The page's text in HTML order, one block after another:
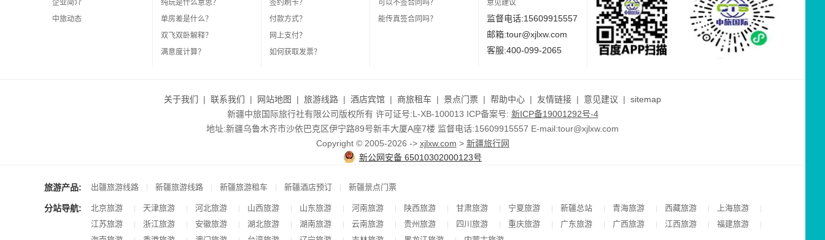
企业简介
中旅动态
纯玩是什么意思？
单房差是什么？
双飞双卧解释？
满意度计算？
签约刷卡？
付款方式？
网上支付？
如何获取发票？
可以不签合同吗？
能传真签合同吗？
意见建议
监督电话:15609915557
邮箱:tour@xjlxw.com
客服:400-099-2065
关于我们 | 联系我们 | 网站地图 | 旅游线路 | 酒店宾馆 | 商旅租车 | 景点门票 | 帮助中心 | 友情链接 | 意见建议 | sitemap
新疆中旅国际旅行社有限公司版权所有 许可证号:L-XB-100013 ICP备案号: 新ICP备19001292号-4
地址:新疆乌鲁木齐市沙依巴克区伊宁路89号新丰大厦A座7楼 监督电话:15609915557 E-mail:tour@xjlxw.com
Copyright © 2005-2026 -> xjlxw.com > 新疆旅行网
新公网安备 65010302000123号
旅游产品: 出疆旅游线路 | 新疆旅游线路 | 新疆旅游租车 | 新疆酒店预订 | 新疆景点门票
分站导航: 北京旅游 | 天津旅游 | 河北旅游 | 山西旅游 | 山东旅游 | 河南旅游 | 陕西旅游 | 甘肃旅游 | 宁夏旅游 | 新疆总站 | 青海旅游 | 西藏旅游 | 上海旅游 |
江苏旅游 | 浙江旅游 | 安徽旅游 | 湖北旅游 | 湖南旅游 | 云南旅游 | 贵州旅游 | 四川旅游 | 重庆旅游 | 广东旅游 | 广西旅游 | 江西旅游 | 福建旅游 |